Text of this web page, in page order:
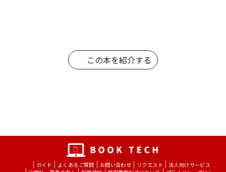
この本を紹介する
ガイド よくあるご質問 お問い合わせ リクエスト
法人向けサービス